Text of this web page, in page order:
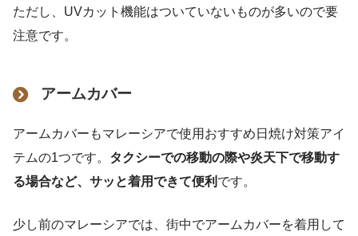
ただし、UVカット機能はついていないものが多いので要
注意です。
アームカバー
アームカバーもマレーシアで使用おすすめ日焼け対策アイ
テムの1つです。 タクシーでの移動の際や炎天下で移動す
る場合など、サッと着用できて便利 です。
少し前のマレーシアでは、街中でアームカバーを着用して